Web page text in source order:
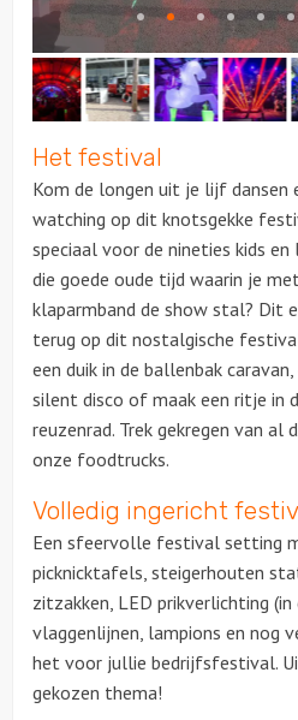
Over
Het festival
Kom de longen uit je lijf dansen
watching op dit knotsgekke
speciaal voor de nineties kids
die goede oude tijd waarin je
klaparmband de show stal? Dit
terug op dit nostalgische
een duik in de ballenbak
silent disco of maak een ritje in
reuzenrad. Trek gekregen van al
onze foodtrucks.
Volledig ingericht
Een sfeervolle festival setting
picknicktafels, steigerhouten
zitzakken, LED prikverlichting
vlaggenlijnen, lampions en nog
het voor jullie bedrijfsfestival.
gekozen thema!